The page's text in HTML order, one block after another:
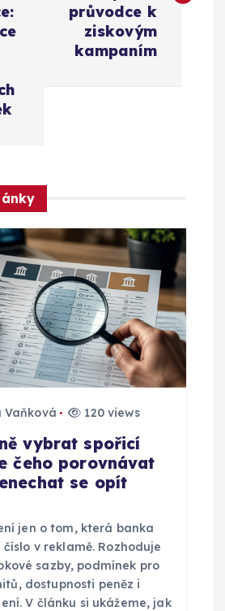
průvodce k
ziskovým
kampaním
Vaňková 120 views
vybrat spořicí
čeho porovnávat
se opít
jen o tom, která banka
číslo v reklamě. Rozhoduje
sazby, podmínek pro
dostupnosti peněz i
V článku si ukážeme, jak